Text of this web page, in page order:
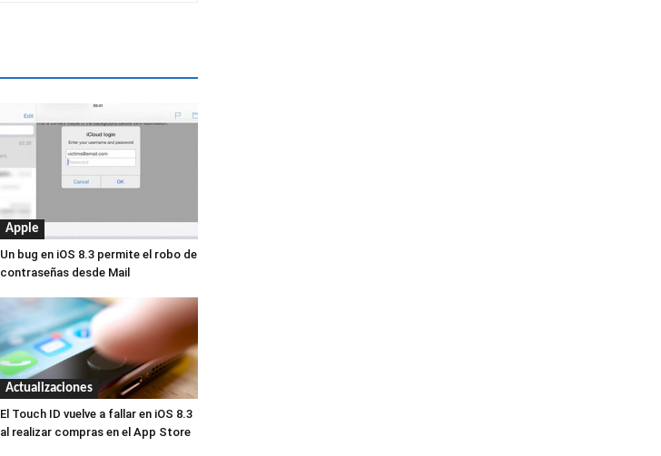
Apple
Un bug en iOS 8.3 permite el robo de
contraseñas desde Mail
Actualizaciones
El Touch ID vuelve a fallar en iOS 8.3
al realizar compras en el App Store